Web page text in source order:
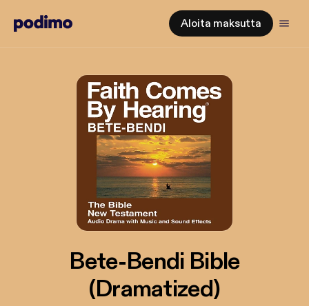
Aloita maksutta
Bete-Bendi Bible
(Dramatized)